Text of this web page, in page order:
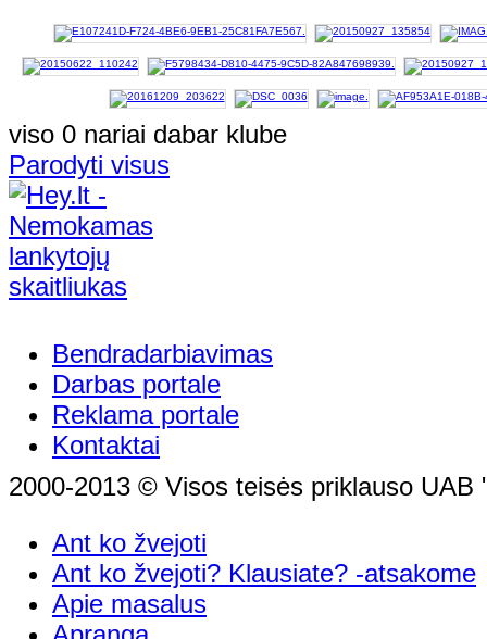
viso 0 nariai dabar klube
Parodyti visus
Bendradarbiavimas
Darbas portale
Reklama portale
Kontaktai
2000-2013 © Visos teisės priklauso UAB
Ant ko žvejoti
Ant ko žvejoti? Klausiate? -atsakome
Apie masalus